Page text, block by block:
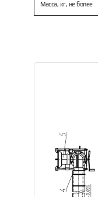
Масса, кг, не более